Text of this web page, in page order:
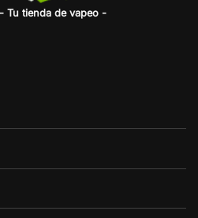
Tu tienda de vapeo -